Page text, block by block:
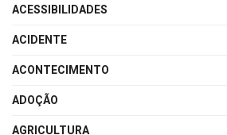
ACESSIBILIDADES
ACIDENTE
ACONTECIMENTO
ADOÇÃO
AGRICULTURA